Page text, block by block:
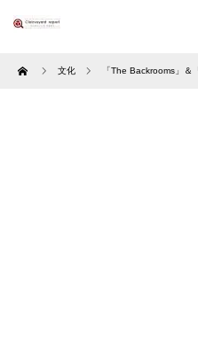
Home 文化 「The Backrooms」